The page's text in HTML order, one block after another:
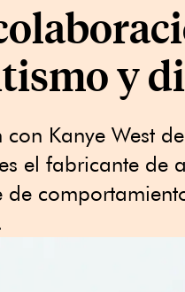
y
Kanye West
el fabricante de